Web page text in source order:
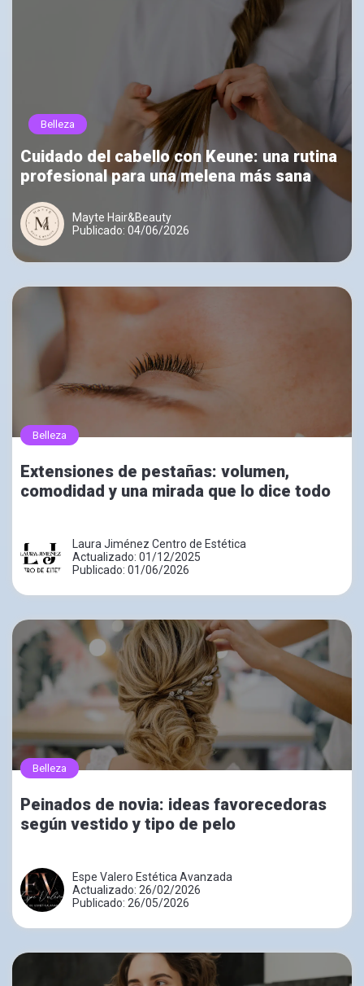
Belleza
Cuidado del cabello con Keune: una rutina
profesional para una melena más sana
Mayte Hair&Beauty
Publicado: 04/06/2026
Belleza
Extensiones de pestañas: volumen,
comodidad y una mirada que lo dice todo
Laura Jiménez Centro de Estética
Actualizado: 01/12/2025
Publicado: 01/06/2026
Belleza
Peinados de novia: ideas favorecedoras
según vestido y tipo de pelo
Espe Valero Estética Avanzada
Actualizado: 26/02/2026
Publicado: 26/05/2026